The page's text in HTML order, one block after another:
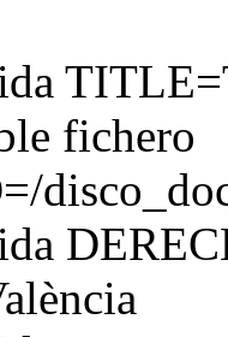
fichero